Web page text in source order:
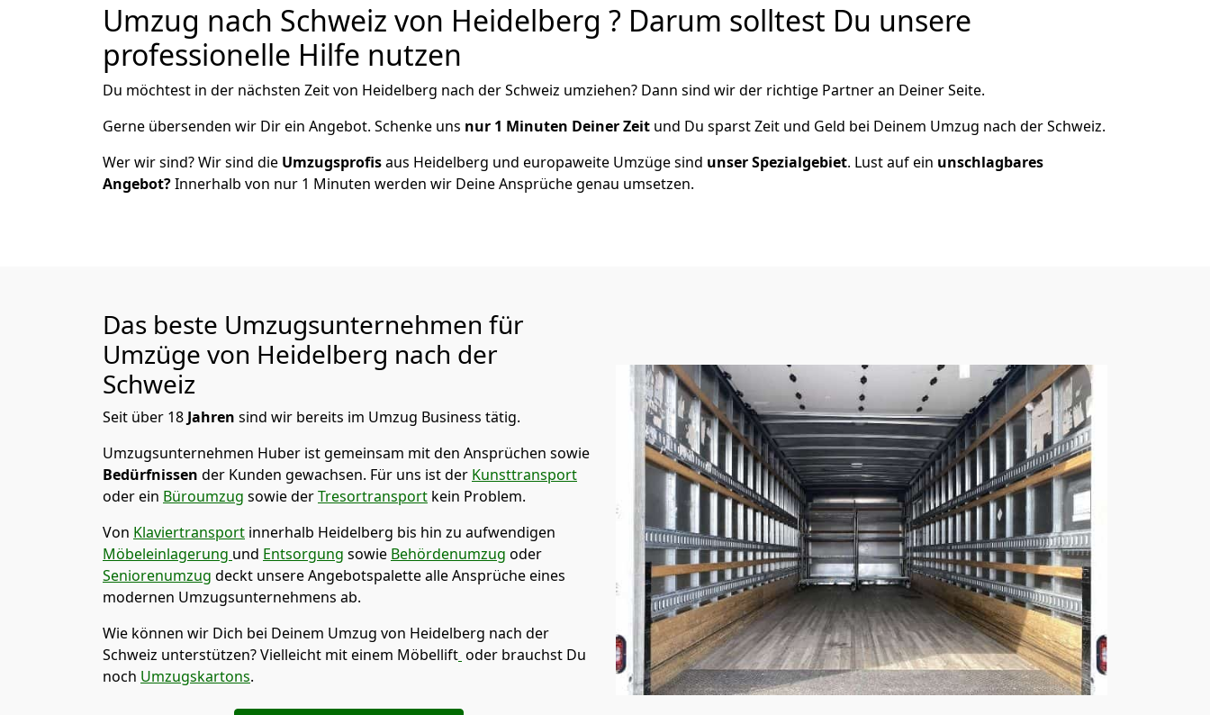
Umzug nach Schweiz von Heidelberg ? Darum solltest Du unsere
professionelle Hilfe nutzen
Du möchtest in der nächsten Zeit von Heidelberg nach der Schweiz umziehen? Dann sind wir der richtige Partner an Deiner Seite.
Gerne übersenden wir Dir ein Angebot. Schenke uns nur 1 Minuten Deiner Zeit und Du sparst Zeit und Geld bei Deinem Umzug nach der Schweiz.
Wer wir sind? Wir sind die Umzugsprofisaus Heidelberg und europaweite Umzüge sind unser Spezialgebiet. Lust auf ein unschlagbares
Angebot?Innerhalb von nur 1 Minuten werden wir Deine Ansprüche genau umsetzen.
Das beste Umzugsunternehmen für
Umzüge von Heidelberg nach der
Schweiz
Seit über 18 Jahren sind wir bereits im Umzug Business tätig.
Umzugsunternehmen Huber ist gemeinsam mit den Ansprüchen sowie
Bedürfnissen der Kunden gewachsen. Für uns ist der Kunsttransport
oder ein Büroumzug sowie derTresortransport kein Problem.
Von Klaviertransport innerhalb Heidelberg bis hin zu aufwendigen
Möbeleinlagerung und Entsorgung sowie Behördenumzug oder
Seniorenumzug deckt unsere Angebotspalette alle Ansprüche eines
modernen Umzugsunternehmens ab.
Wie können wir Dich bei Deinem Umzug von Heidelberg nach der
Schweiz unterstützen? Vielleicht mit einem Möbellift oder brauchst Du
noch Umzugskartons.